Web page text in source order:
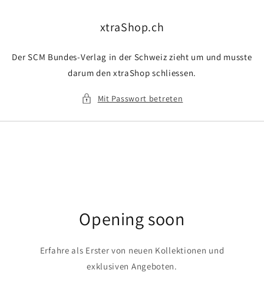
xtraShop.ch
Der SCM Bundes-Verlag in der Schweiz zieht um und musste
darum den xtraShop schliessen.
Mit Passwort betreten
Opening soon
Erfahre als Erster von neuen Kollektionen und
exklusiven Angeboten.